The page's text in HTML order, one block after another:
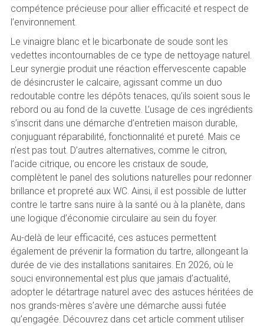
compétence précieuse pour allier efficacité et respect de
l’environnement.
Le vinaigre blanc et le bicarbonate de soude sont les
vedettes incontournables de ce type de nettoyage naturel.
Leur synergie produit une réaction effervescente capable
de désincruster le calcaire, agissant comme un duo
redoutable contre les dépôts tenaces, qu’ils soient sous le
rebord ou au fond de la cuvette. L’usage de ces ingrédients
s’inscrit dans une démarche d’entretien maison durable,
conjuguant réparabilité, fonctionnalité et pureté. Mais ce
n’est pas tout. D’autres alternatives, comme le citron,
l’acide citrique, ou encore les cristaux de soude,
complètent le panel des solutions naturelles pour redonner
brillance et propreté aux WC. Ainsi, il est possible de lutter
contre le tartre sans nuire à la santé ou à la planète, dans
une logique d’économie circulaire au sein du foyer.
Au-delà de leur efficacité, ces astuces permettent
également de prévenir la formation du tartre, allongeant la
durée de vie des installations sanitaires. En 2026, où le
souci environnemental est plus que jamais d’actualité,
adopter le détartrage naturel avec des astuces héritées de
nos grands-mères s’avère une démarche aussi futée
qu’engagée. Découvrez dans cet article comment utiliser